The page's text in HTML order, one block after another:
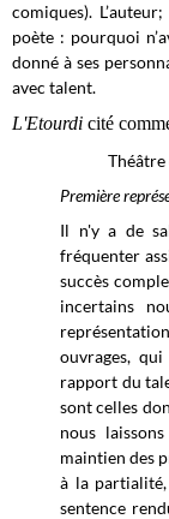
comiques).
poète : pourquoi
donné à ses
avec talent.
L'Etourdi cité
Théâtre
Première
Il n'y a de
fréquenter
succès
incertains
ouvrages,
rapport du
sont celles
nous
maintien des
à la
sentence